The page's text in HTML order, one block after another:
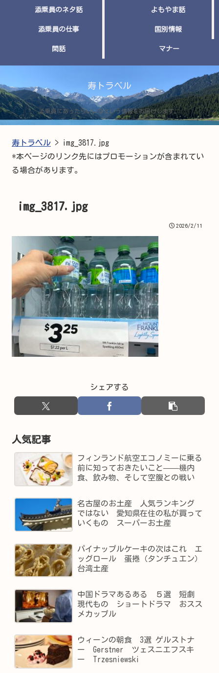
寿トラベル
添乗員にあったらいいなという情報をお届けします。
添乗員のネタ話 よもやま話
添乗員の仕事 国別情報
閑話 マナー
寿トラベル >
img_3817.jpg
*本ページのリンク先にはプロモーションが含まれてい
る場合があります。
img_3817.jpg
2026/2/11
シェアする
人気記事
フィンランド航空エコノミーに乗る
前に知っておきたいこと——機内
食、飲み物、そして空腹との戦い
名古屋のお土産 人気ランキング
ではない 愛知県在住の私が買って
いくもの スーパーお土産
パイナップルケーキの次はこれ エ
ッグロール 蛋捲（タンチュエン）
台湾土産
中国ドラマあるある ５選 短劇
現代もの ショートドラマ おスス
メカップル
ウィーンの朝食 3選 ゲルストナ
ー Gerstner ツェスニエフスキ
ー Trzesniewski